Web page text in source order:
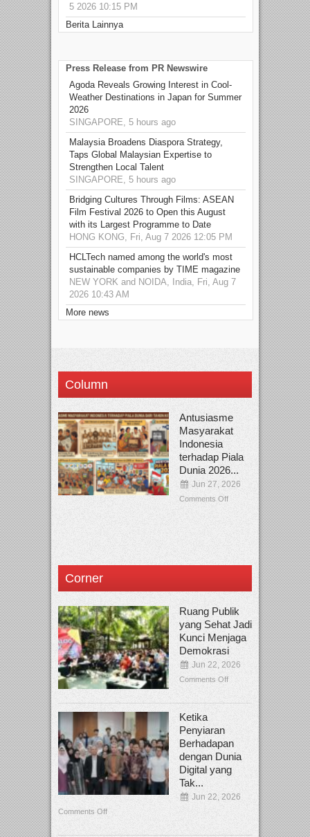
5 2026 10:15 PM
Berita Lainnya
Press Release from PR Newswire
Agoda Reveals Growing Interest in Cool-
Weather Destinations in Japan for Summer
2026
SINGAPORE, 5 hours ago
Malaysia Broadens Diaspora Strategy,
Taps Global Malaysian Expertise to
Strengthen Local Talent
SINGAPORE, 5 hours ago
Bridging Cultures Through Films: ASEAN
Film Festival 2026 to Open this August
with its Largest Programme to Date
HONG KONG, Fri, Aug 7 2026 12:05 PM
HCLTech named among the world's most
sustainable companies by TIME magazine
NEW YORK and NOIDA, India, Fri, Aug 7
2026 10:43 AM
More news
Column
Antusiasme
Masyarakat
Indonesia
terhadap Piala
Dunia 2026...
Jun 27, 2026
Comments Off
Corner
Ruang Publik
yang Sehat Jadi
Kunci Menjaga
Demokrasi
Jun 22, 2026
Comments Off
Ketika
Penyiaran
Berhadapan
dengan Dunia
Digital yang
Tak...
Jun 22, 2026
Comments Off